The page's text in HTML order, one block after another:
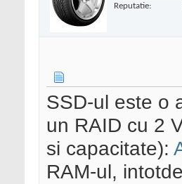
Reputatie:
SSD-ul este o
un RAID cu 2
si capacitate):
RAM-ul,